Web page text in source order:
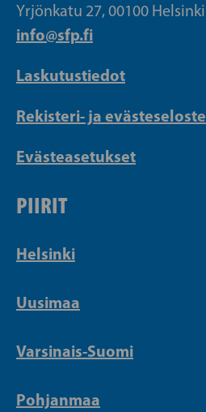
Yrjönkatu 27, 00100 Helsinki
info@sfp.fi
Laskutustiedot
Rekisteri- ja evästeseloste
Evästeasetukset
PIIRIT
Helsinki
Uusimaa
Varsinais-Suomi
Pohjanmaa